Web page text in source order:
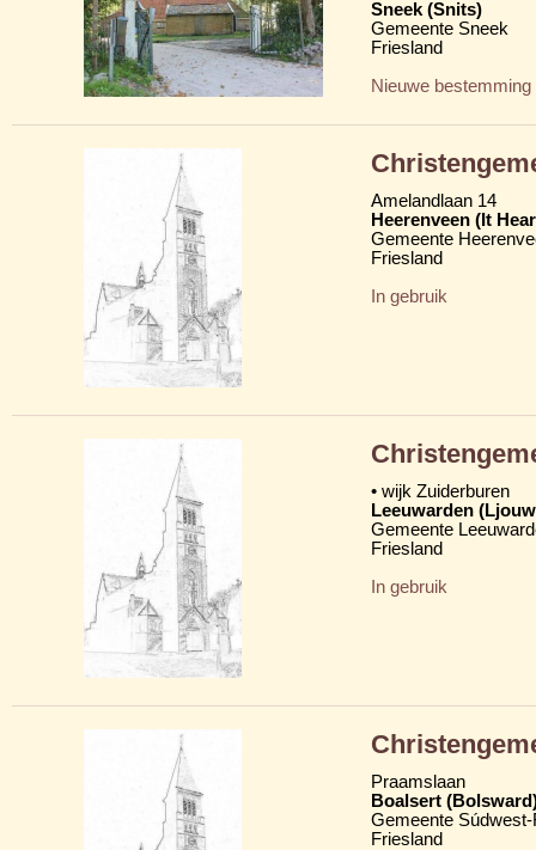
Sneek (Snits)
Gemeente Sneek
Friesland
Nieuwe bestemming
Amelandlaan 14
Heerenveen (It
Gemeente
Friesland
In gebruik
• wijk Zuiderburen
Leeuwarden
Gemeente
Friesland
In gebruik
Praamslaan
Boalsert
Gemeente
Friesland